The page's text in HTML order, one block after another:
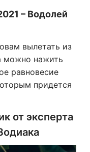
– Водолей
вылетать из
можно нажить
равновесие
придется
от эксперта